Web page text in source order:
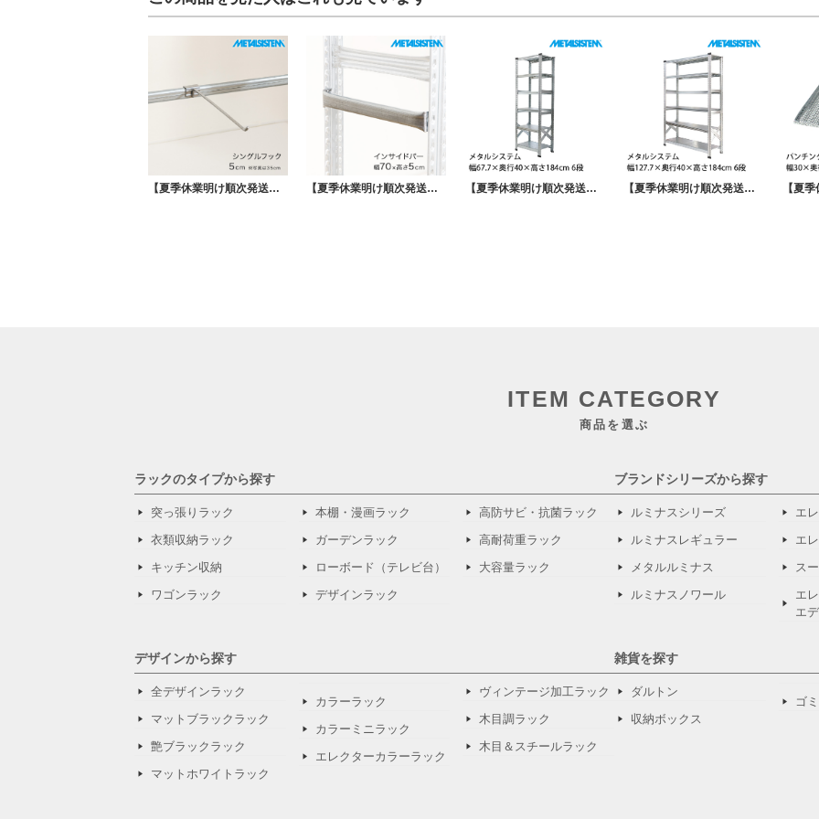
【夏季休業明け順次発送】METALSISTEM メタルシステム シングルフック 5cm MSSFK5 【夏季休業明け順次発送】METALSISTEM メタルシステム インサイドバー（奥行70cm用）MSPI7D 【夏季休業明け順次発送】メタルシステム 幅67.7×奥行40×高さ184cm 6段 MS6186D4 【夏季休業明け順次発送】メタルシステム 幅127.7×奥行40×高さ184cm 6段 MS12186D4